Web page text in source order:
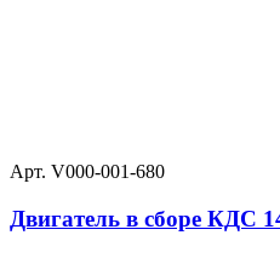
Арт. V000-001-680
Двигатель в сборе КДС